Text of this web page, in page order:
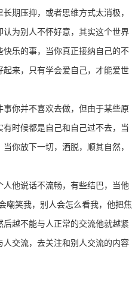
期压抑，或者思维方式太消极，
为别人不怀好意，其实这个世界
乐的事，当你真正接纳自己的不
来，只有学会爱自己，才能爱世
你并不喜欢去做，但由于某些原
时候都是自己和自己过不去，当
你放下一切，洒脱，顺其自然，
他说话不流畅，有些结巴，当他
嘲笑我，别人会怎么看我，他把焦
越不能与人正常的交流他就越紧
交流，去关注和别人交流的内容